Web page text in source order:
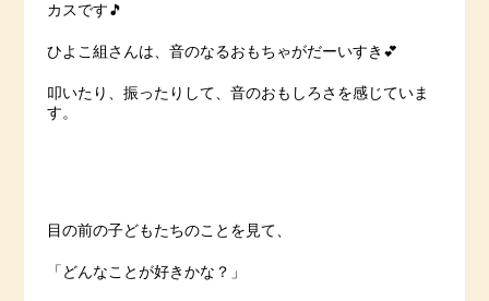
カスです🎵
ひよこ組さんは、音のなるおもちゃがだーいすき💕
叩いたり、振ったりして、音のおもしろさを感じていま
す。
目の前の子どもたちのことを見て、
「どんなことが好きかな？」